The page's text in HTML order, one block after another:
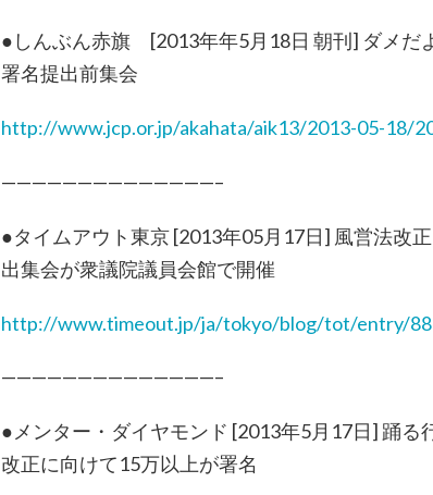
●しんぶん赤旗 [2013年年5月18日 朝刊] ダメ
署名提出前集会
http://www.jcp.or.jp/akahata/aik13/2013-05-18/
——————————————–
●タイムアウト東京 [2013年05月17日] 風営法改
出集会が衆議院議員会館で開催
http://www.timeout.jp/ja/tokyo/blog/tot/entry/
——————————————–
●メンター・ダイヤモンド [2013年5月17日] 踊る
改正に向けて15万以上が署名